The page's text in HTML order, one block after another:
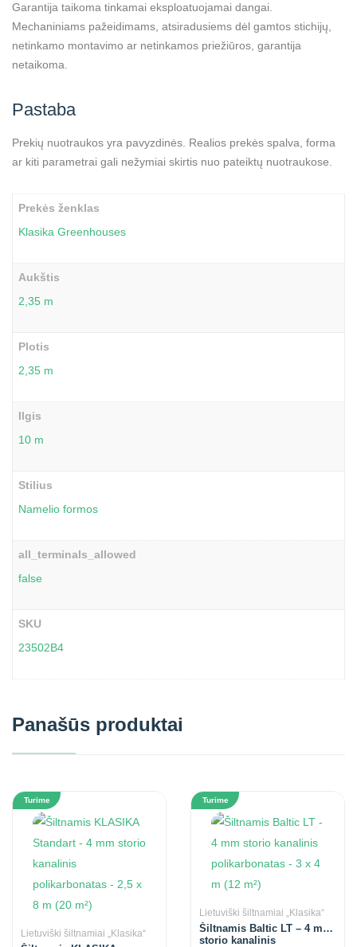
Garantija taikoma tinkamai eksploatuojamai dangai.
Mechaniniams pažeidimams, atsiradusiems dėl gamtos stichijų,
netinkamo montavimo ar netinkamos priežiūros, garantija
netaikoma.
Pastaba
Prekių nuotraukos yra pavyzdinės. Realios prekės spalva, forma
ar kiti parametrai gali nežymiai skirtis nuo pateiktų nuotraukose.
Prekės ženklas
Klasika Greenhouses
Aukštis
2,35 m
Plotis
2,35 m
Ilgis
10 m
Stilius
Namelio formos
all_terminals_allowed
false
SKU
23502B4
Panašūs produktai
Turime
Lietuviški šiltnamiai „Klasika“
Turime
Lietuviški šiltnamiai „Klasika“
Šiltnamis Baltic LT – 4 mm
storio kanalinis